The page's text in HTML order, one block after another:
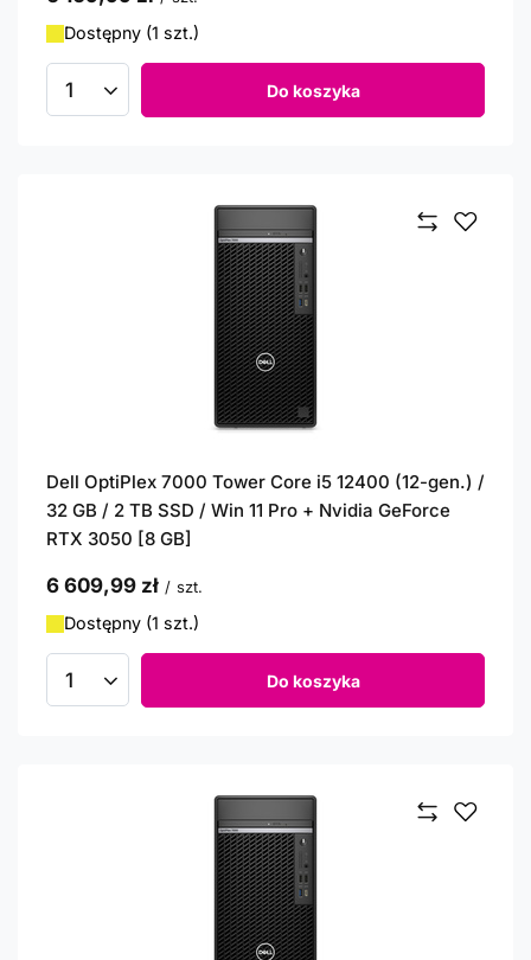
Dostępny (1 szt.)
Ilość produktów Do koszyka
Dell OptiPlex 7000 Tower Core i5 12400 (12-gen.) /
32 GB / 2 TB SSD / Win 11 Pro + Nvidia GeForce
RTX 3050 [8 GB]
6 609,99 zł / szt.
Dostępny (1 szt.)
Ilość produktów Do koszyka